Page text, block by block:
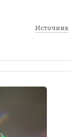
Источник